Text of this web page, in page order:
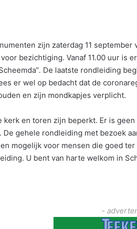
zijn zaterdag 11
bezichtiging. Vanaf 11.00 uur is
. De laatste rondleiding
er wel op bedacht dat de
en zijn mondkapjes verplicht.
kerk en toren zijn beperkt. Er is
De gehele rondleiding met bezoek
mogelijk voor mensen die goed
U bent van harte welkom in
-